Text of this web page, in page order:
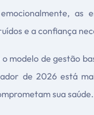
e a confiança
modelo de gestão
de 2026 está
sua saúde.